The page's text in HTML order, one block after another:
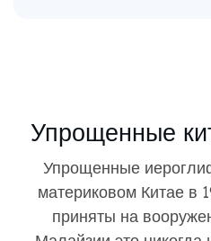
Упрощенные
Упрощенные
материковом Китае в
приняты на